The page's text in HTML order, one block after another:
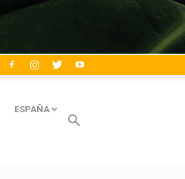
ESPAÑA